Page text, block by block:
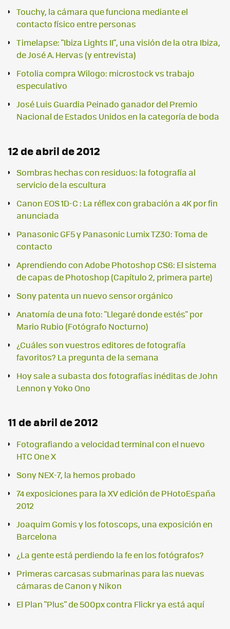
Touchy, la cámara que funciona mediante el
contacto físico entre personas
Timelapse: "Ibiza Lights II", una visión de la otra Ibiza,
de José A. Hervas (y entrevista)
Fotolia compra Wilogo: microstock vs trabajo
especulativo
José Luis Guardia Peinado ganador del Premio
Nacional de Estados Unidos en la categoría de boda
12 de abril de 2012
Sombras hechas con residuos: la fotografía al
servicio de la escultura
Canon EOS 1D-C : La réflex con grabación a 4K por fin
anunciada
Panasonic GF5 y Panasonic Lumix TZ30: Toma de
contacto
Aprendiendo con Adobe Photoshop CS6: El sistema
de capas de Photoshop (Capítulo 2, primera parte)
Sony patenta un nuevo sensor orgánico
Anatomía de una foto: "Llegaré donde estés" por
Mario Rubio (Fotógrafo Nocturno)
¿Cuáles son vuestros editores de fotografía
favoritos? La pregunta de la semana
Hoy sale a subasta dos fotografías inéditas de John
Lennon y Yoko Ono
11 de abril de 2012
Fotografiando a velocidad terminal con el nuevo
HTC One X
Sony NEX-7, la hemos probado
74 exposiciones para la XV edición de PHotoEspaña
2012
Joaquim Gomis y los fotoscops, una exposición en
Barcelona
¿La gente está perdiendo la fe en los fotógrafos?
Primeras carcasas submarinas para las nuevas
cámaras de Canon y Nikon
El Plan "Plus" de 500px contra Flickr ya está aquí